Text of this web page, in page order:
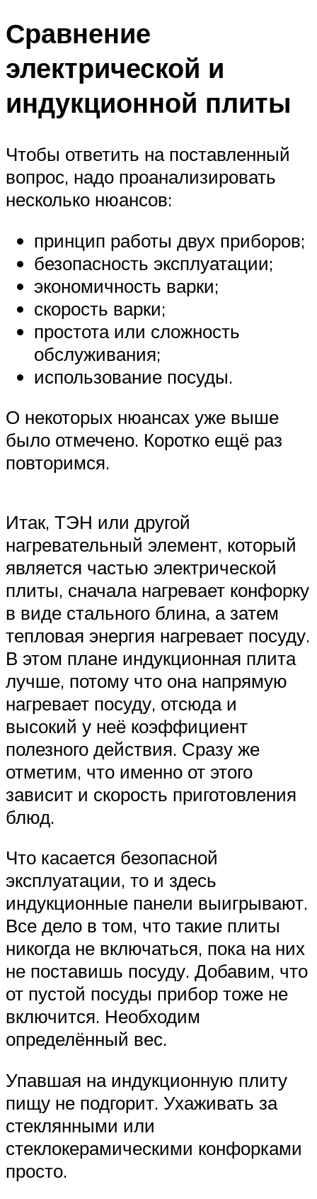
Сравнение
электрической и
индукционной плиты
Чтобы ответить на поставленный
вопрос, надо проанализировать
несколько нюансов:
принцип работы двух приборов;
безопасность эксплуатации;
экономичность варки;
скорость варки;
простота или сложность
обслуживания;
использование посуды.
О некоторых нюансах уже выше
было отмечено. Коротко ещё раз
повторимся.
Итак, ТЭН или другой
нагревательный элемент, который
является частью электрической
плиты, сначала нагревает конфорку
в виде стального блина, а затем
тепловая энергия нагревает посуду.
В этом плане индукционная плита
лучше, потому что она напрямую
нагревает посуду, отсюда и
высокий у неё коэффициент
полезного действия. Сразу же
отметим, что именно от этого
зависит и скорость приготовления
блюд.
Что касается безопасной
эксплуатации, то и здесь
индукционные панели выигрывают.
Все дело в том, что такие плиты
никогда не включаться, пока на них
не поставишь посуду. Добавим, что
от пустой посуды прибор тоже не
включится. Необходим
определённый вес.
Упавшая на индукционную плиту
пищу не подгорит. Ухаживать за
стеклянными или
стеклокерамическими конфорками
просто.